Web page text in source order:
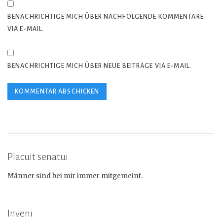
BENACHRICHTIGE MICH ÜBER NACHFOLGENDE KOMMENTARE
VIA E-MAIL.
BENACHRICHTIGE MICH ÜBER NEUE BEITRÄGE VIA E-MAIL.
Placuit senatui
Männer sind bei mir immer mitgemeint.
Inveni